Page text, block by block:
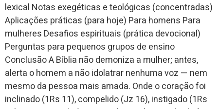
lexical Notas exegéticas e teológicas (concentradas)
Aplicações práticas (para hoje) Para homens Para
mulheres Desafios espirituais (prática devocional)
Perguntas para pequenos grupos de ensino
Conclusão A Bíblia não demoniza a mulher; antes,
alerta o homem a não idolatrar nenhuma voz — nem
mesmo da pessoa mais amada. Onde o coração foi
inclinado (1Rs 11), compelido (Jz 16), instigado (1Rs